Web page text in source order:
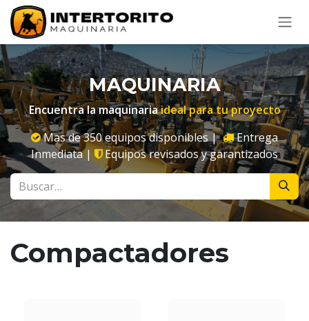
Ir al contenido
MAQUINARIA
Encuentra la maquinariaideal para tu proyecto
Mas de 350 equipos disponibles |
Entrega
Inmediata | Equipos revisados y garantizados
Compactadores